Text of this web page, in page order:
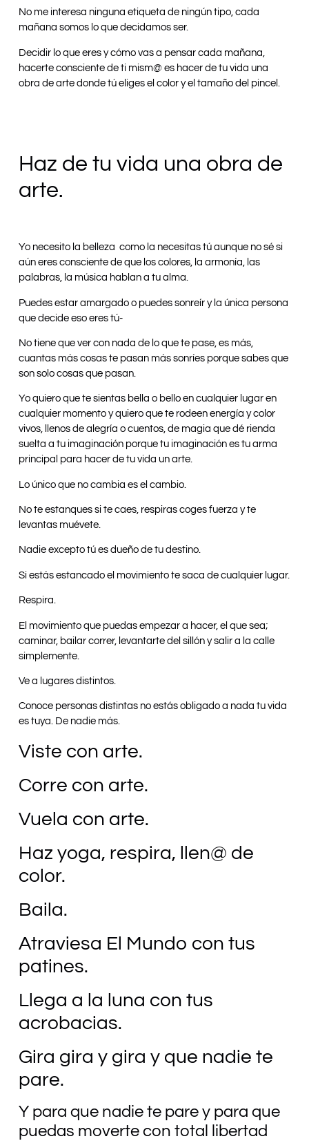
No me interesa ninguna etiqueta de ningún tipo, cada
mañana somos lo que decidamos ser.
Decidir lo que eres y cómo vas a pensar cada mañana,
hacerte consciente de ti mism@ es hacer de tu vida una
obra de arte donde tú eliges el color y el tamaño del pincel.
Haz de tu vida una obra de
arte.
Yo necesito la belleza como la necesitas tú aunque no sé si
aún eres consciente de que los colores, la armonía, las
palabras, la música hablan a tu alma.
Puedes estar amargado o puedes sonreír y la única persona
que decide eso eres tú-
No tiene que ver con nada de lo que te pase, es más,
cuantas más cosas te pasan más sonríes porque sabes que
son solo cosas que pasan.
Yo quiero que te sientas bella o bello en cualquier lugar en
cualquier momento y quiero que te rodeen energía y color
vivos, llenos de alegría o cuentos, de magia que dé rienda
suelta a tu imaginación porque tu imaginación es tu arma
principal para hacer de tu vida un arte.
Lo único que no cambia es el cambio.
No te estanques si te caes, respiras coges fuerza y te
levantas muévete.
Nadie excepto tú es dueño de tu destino.
Si estás estancado el movimiento te saca de cualquier lugar.
Respira.
El movimiento que puedas empezar a hacer, el que sea;
caminar, bailar correr, levantarte del sillón y salir a la calle
simplemente.
Ve a lugares distintos.
Conoce personas distintas no estás obligado a nada tu vida
es tuya. De nadie más.
Viste con arte.
Corre con arte.
Vuela con arte.
Haz yoga, respira, llen@ de
color.
Baila.
Atraviesa El Mundo con tus
patines.
Llega a la luna con tus
acrobacias.
Gira gira y gira y que nadie te
pare.
Y para que nadie te pare y para que
puedas moverte con total libertad